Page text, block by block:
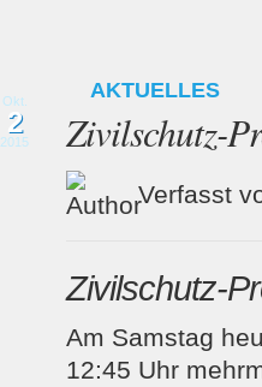
Okt.
2
2015
AKTUELLES
Zivilschutz-
Verfasst
Zivilschutz-
Am Samstag
12:45 Uhr